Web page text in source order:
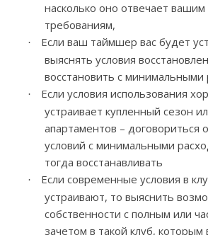
насколько оно отвечает
требованиям,
·
Если ваш таймшер вас будет
выяснять условия
восстановить с минимальными
·
Если условия использования
устраивает купленный сезон
апартаментов – договориться
условий с минимальными
тогда восстанавливать
·
Если современные условия в
устраивают, то выяснить
собственности с полным или
зачетом в такой клуб,